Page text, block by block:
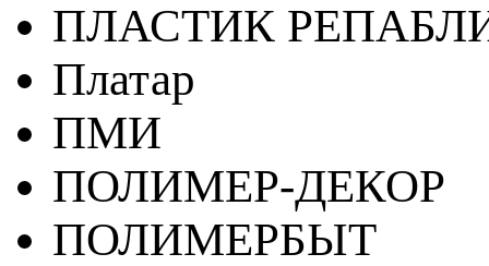
ПЛАСТИК
Платар
ПМИ
ПОЛИМЕР-ДЕКОР
ПОЛИМЕРБЫТ